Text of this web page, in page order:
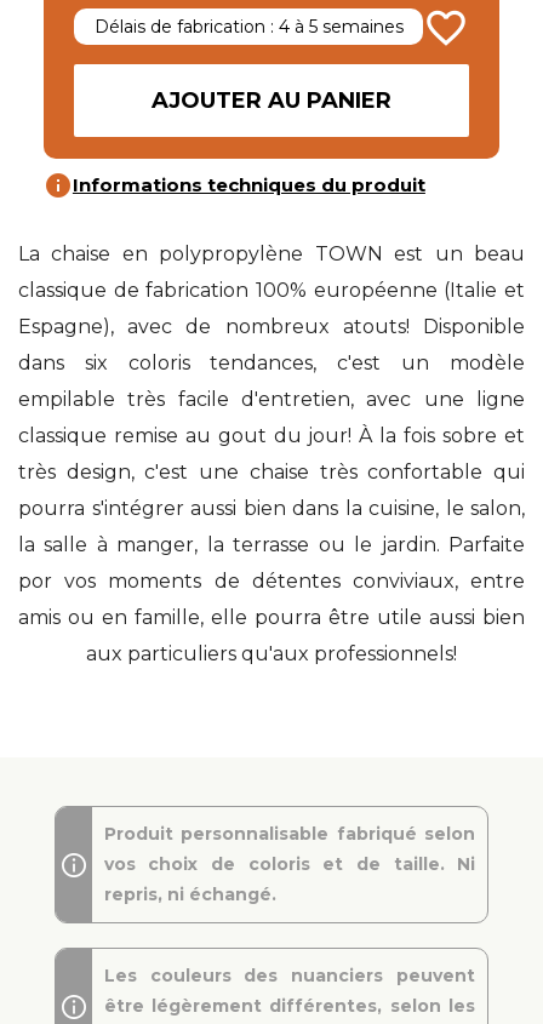
Délais de fabrication : 4 à 5 semaines favorite_border
AJOUTER AU PANIER
infoInformations techniques du produit
La chaise en polypropylène TOWN est un beau
classique de fabrication 100% européenne (Italie et
Espagne), avec de nombreux atouts! Disponible
dans six coloris tendances, c'est un modèle
empilable très facile d'entretien, avec une ligne
classique remise au gout du jour! À la fois sobre et
très design, c'est une chaise très confortable qui
pourra s'intégrer aussi bien dans la cuisine, le salon,
la salle à manger, la terrasse ou le jardin. Parfaite
por vos moments de détentes conviviaux, entre
amis ou en famille, elle pourra être utile aussi bien
aux particuliers qu'aux professionnels!
Produit personnalisable fabriqué selon
vos choix de coloris et de taille. Ni
repris, ni échangé.
Les couleurs des nuanciers peuvent
être légèrement différentes, selon les